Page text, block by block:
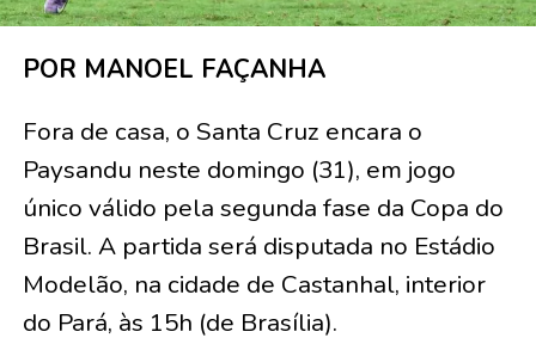
POR MANOEL FAÇANHA
Fora de casa, o Santa Cruz encara o
Paysandu neste domingo (31), em jogo
único válido pela segunda fase da Copa do
Brasil. A partida será disputada no Estádio
Modelão, na cidade de Castanhal, interior
do Pará, às 15h (de Brasília).